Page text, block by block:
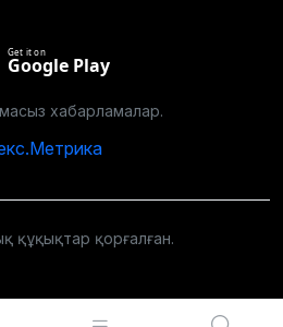
Get it on
Google Play
хабарламалар.
құқықтар қорғалған.